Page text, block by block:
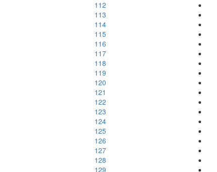
112
113
114
115
116
117
118
119
120
121
122
123
124
125
126
127
128
129